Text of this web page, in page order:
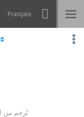
Français
تُرجم من